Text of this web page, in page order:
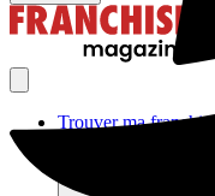
Trouver ma franchise